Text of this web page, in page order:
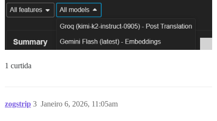
1 curtida
zogstrip Janeiro 6, 2026, 11:05am
3